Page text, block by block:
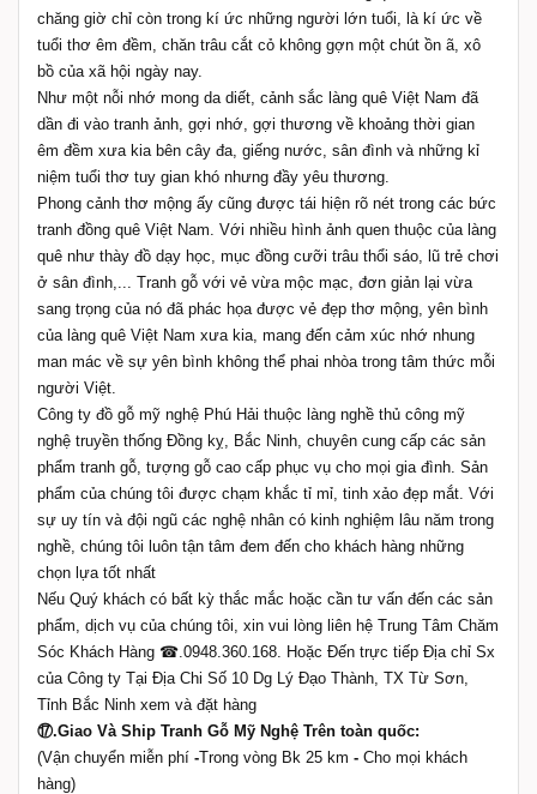
chăng giờ chỉ còn trong kí ức những người lớn tuổi, là kí ức về
tuổi thơ êm đềm, chăn trâu cắt cỏ không gợn một chút ồn ã, xô
bồ của xã hội ngày nay.
Như một nỗi nhớ mong da diết, cảnh sắc làng quê Việt Nam đã
dần đi vào tranh ảnh, gợi nhớ, gợi thương về khoảng thời gian
êm đềm xưa kia bên cây đa, giếng nước, sân đình và những kỉ
niệm tuổi thơ tuy gian khó nhưng đầy yêu thương.
Phong cảnh thơ mộng ấy cũng được tái hiện rõ nét trong các bức
tranh đồng quê Việt Nam. Với nhiều hình ảnh quen thuộc của làng
quê như thày đồ dạy học, mục đồng cưỡi trâu thổi sáo, lũ trẻ chơi
ở sân đình,... Tranh gỗ với vẻ vừa mộc mạc, đơn giản lại vừa
sang trọng của nó đã phác họa được vẻ đẹp thơ mộng, yên bình
của làng quê Việt Nam xưa kia, mang đến cảm xúc nhớ nhung
man mác về sự yên bình không thể phai nhòa trong tâm thức mỗi
người Việt.
Công ty đồ gỗ mỹ nghệ Phú Hải thuộc làng nghề thủ công mỹ
nghệ truyền thống Đồng kỵ, Bắc Ninh, chuyên cung cấp các sản
phẩm tranh gỗ, tượng gỗ cao cấp phục vụ cho mọi gia đình. Sản
phẩm của chúng tôi được chạm khắc tỉ mỉ, tinh xảo đẹp mắt. Với
sự uy tín và đội ngũ các nghệ nhân có kinh nghiệm lâu năm trong
nghề, chúng tôi luôn tận tâm đem đến cho khách hàng những
chọn lựa tốt nhất
Nếu Quý khách có bất kỳ thắc mắc hoặc cần tư vấn đến các sản
phẩm, dịch vụ của chúng tôi, xin vui lòng liên hệ Trung Tâm Chăm
Sóc Khách Hàng ☎.0948.360.168. Hoặc Đến trực tiếp Địa chỉ Sx
của Công ty Tại Địa Chi Số 10 Dg Lý Đạo Thành, TX Từ Sơn,
Tỉnh Bắc Ninh xem và đặt hàng
⑰.Giao Và Ship Tranh Gỗ Mỹ Nghệ Trên toàn quốc:
(Vận chuyển miễn phí -Trong vòng Bk 25 km - Cho mọi khách
hàng)